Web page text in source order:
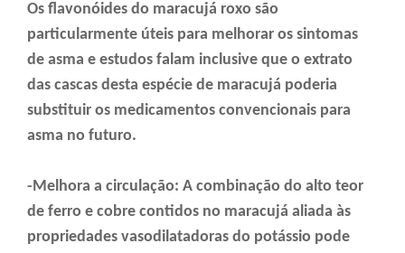
Os flavonóides do maracujá roxo são
particularmente úteis para melhorar os sintomas
de asma e estudos falam inclusive que o extrato
das cascas desta espécie de maracujá poderia
substituir os medicamentos convencionais para
asma no futuro.
-Melhora a circulação: A combinação do alto teor
de ferro e cobre contidos no maracujá aliada às
propriedades vasodilatadoras do potássio pode